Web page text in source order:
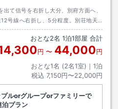
出て信号を右折し大分、別府方面へ、
号線へ右折し、5分程度。別荘地天
利用時天瀬駅送迎有り（要・予約）
おとな2名 1泊1部屋 合計
円 〜 44,000円
おとな1名 (2名1室)｜ 1泊
税込 7,150円〜22,000円
ルorグループorファミリーで
プラン